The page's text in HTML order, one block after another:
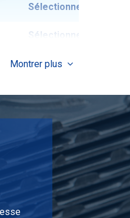
Sélectionner
Sélectionner
Sélectionner
Sélectionner
Sélectionner
Sélectionner
Sélectionner
Montrer plus